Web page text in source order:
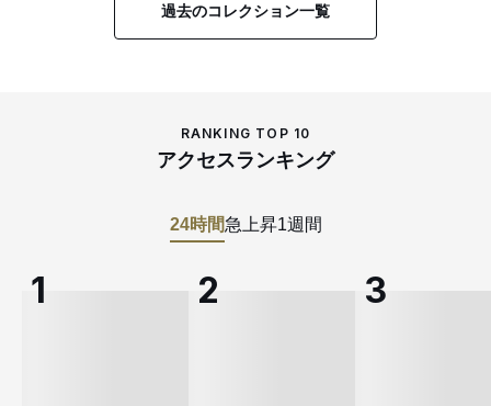
過去のコレクション一覧
RANKING TOP 10
アクセスランキング
24時間急上昇1週間